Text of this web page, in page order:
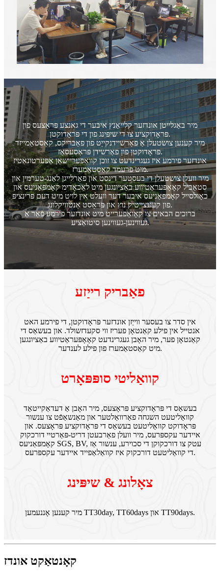
מיר באַגלייטן אונדזער קלייאַנץ איבער די גאנצע פּראָצעס פון
פּראָדוקציע צו די שיפּינג פון די פּראָדוקטן.
מיר קענען צושטעלן אַ פאַרשיידנקייַט פון פאַבריקס, קאַסטאַמייזד
פּראָדוקטן פון פאַרשידן פּראַסעסאַז.
אונדזער פירמע איז געגרינדעט צו זוכן קוואַפּעריישאַן אַפּערטונאַטיז
מיט פרעמד קאַסטאַמערז.
מיר וועלן צושטעלן די בעסטער דינסט און פאַרלייגן לאַנג-טערמין און
סטאַביל קאָאָפּעראַטיווע באַציונגען מיט לאַכאָדימ קאָמפּאַניעס און
כאָולסייל קאָמפּאַניעס איבער דער וועלט אין לויט מיט דעם פּרינציפּ
פון קעגנצייַטיק נוץ און פּראָסט אַנטוויקלונג.
ברוכים הבאים צו קאָואַפּערייט מיט אונדזער פירמע פֿאַר אַ
געווינען-געווינען סיטואַציע.
פאַבריק רייַזע
אין סדר צו בעסער ווייַזן אונדזער פּראָדוקטן, די פירמע האט
אנטייל אין פילע קאַנטאָן פעריז ווי סקעדזשולד. און בעשאַס די
קאַנטאָן פער, מיר האָבן געגרינדעט קאָאָפּעראַטיווע באַציונגען
מיט קאַסטאַמערז פון פילע לענדער.
קוואַליטי סופּפּאָרט
בעשאַס די פּראָדוקציע פּראָצעס, מיר האָבן אַ דעדאַקייטאַד
קוואַליטעט השגחה פאַרוואַלטער און מאַנשאַפֿט צו ענשור
פּראָדוקט קוואַליטעט בעשאַס די פּראָדוקציע פּראָצעס. און
איידער עקספּרעס, מיר וועלן פאַרבעטן דריט-פּאַרטיי דורכקוק
קאָמפּאַניעס SGS, BV, עטק צו דורכקוקן די סכוירע, ענשור אַז
די קוואַליטעט דורכקוק איז קוואַלאַפייד איידער עקספּרעס.
צאָלונג & שיפּינג
מיר קענען אָננעמען TT30day, TT60days און TT90days.
קאָנטאַקט אונדז